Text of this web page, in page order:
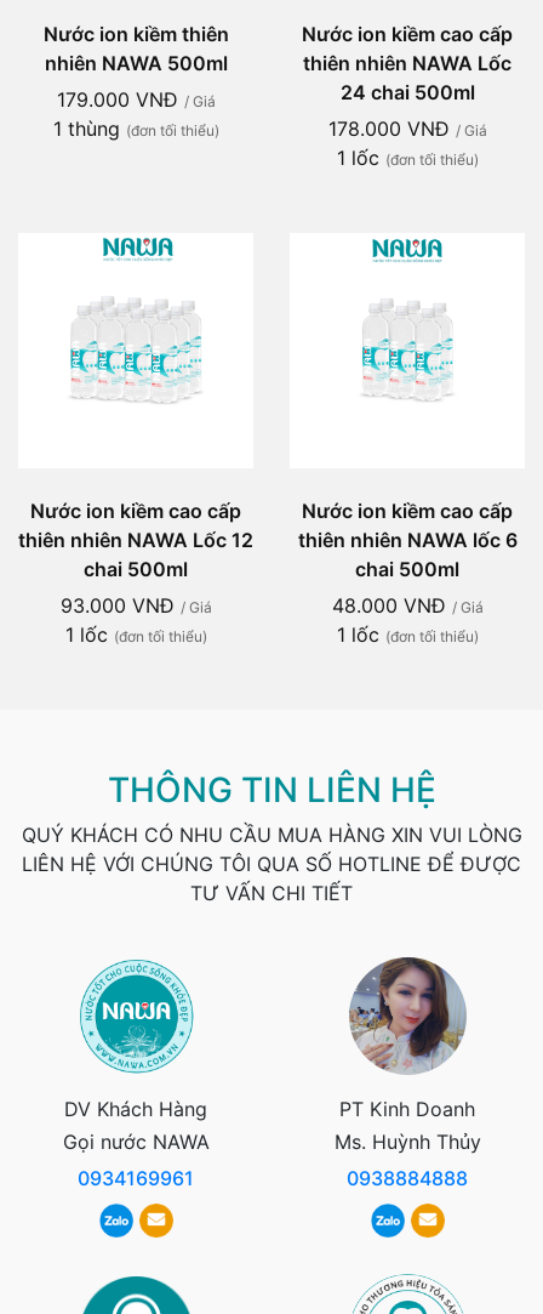
Nước ion kiềm thiên
nhiên NAWA 500ml
179.000 VNĐ / Giá
1 thùng (đơn tối thiểu)
Nước ion kiềm cao cấp
thiên nhiên NAWA Lốc
24 chai 500ml
178.000 VNĐ / Giá
1 lốc (đơn tối thiểu)
Nước ion kiềm cao cấp
thiên nhiên NAWA Lốc 12
chai 500ml
93.000 VNĐ / Giá
1 lốc (đơn tối thiểu)
Nước ion kiềm cao cấp
thiên nhiên NAWA lốc 6
chai 500ml
48.000 VNĐ / Giá
1 lốc (đơn tối thiểu)
THÔNG TIN LIÊN HỆ
QUÝ KHÁCH CÓ NHU CẦU MUA HÀNG XIN VUI LÒNG
LIÊN HỆ VỚI CHÚNG TÔI QUA SỐ HOTLINE ĐỂ ĐƯỢC
TƯ VẤN CHI TIẾT
DV Khách Hàng
Gọi nước NAWA
0934169961
PT Kinh Doanh
Ms. Huỳnh Thủy
0938884888